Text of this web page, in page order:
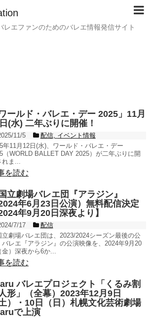
レエファンのためのバレエ情報発信サイト
ワールド・バレエ・デー 2025」11月
(水) 二年ぶりに開催！
11/5 配信, イベント情報
年11月12日(水)、ワールド・バレエ・デー
（WORLD BALLET DAY 2025）が二年ぶりに開
れま...
を読む
立劇場バレエ団『アラジン』
2024年6月23日公演）無料配信決定
2024年9月20日深夜より】
7/17
配信
立劇場バレエ団は、2023/2024シーズン最後の公
バレエ『アラジン』の公演映像を、2024年9月20
金）深夜から6か...
を読む
バレエプロジェクト「くるみ割
形」（全幕）2023年12月9日
土）・10日（日）札幌文化芸術劇場
で上演